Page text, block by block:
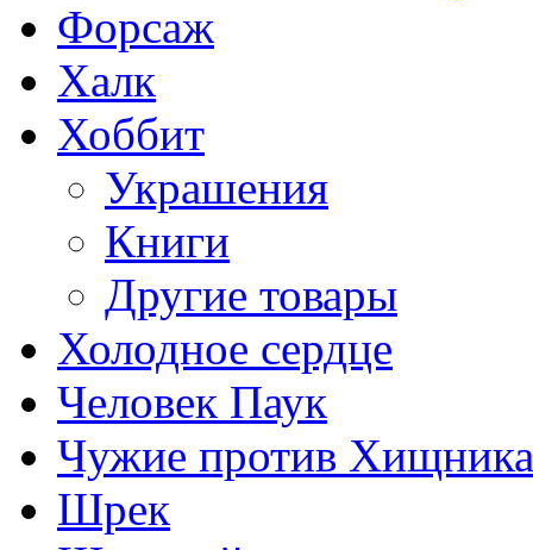
Форсаж
Халк
Хоббит
Украшения
Книги
Другие товары
Холодное сердце
Человек Паук
Чужие против Хищника
Шрек